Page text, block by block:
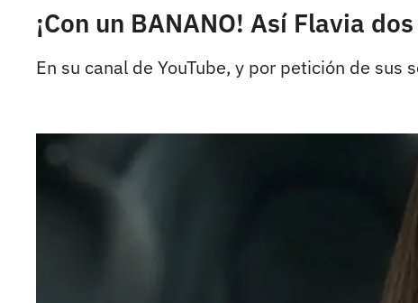
¡Con un BANANO! Así Flavia
En su canal de YouTube, y por petición de